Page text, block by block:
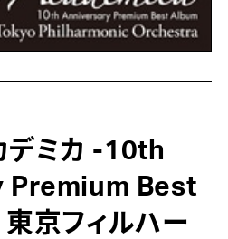
デミカ -10th
Best
京フィルハー